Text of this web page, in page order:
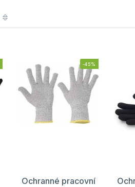
-45%
Ochranné pracovní